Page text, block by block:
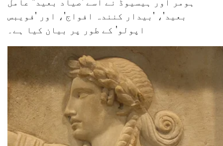
ہومر اور ہیسیوڈ نے اسے 'صیاد بعید" عامل
بعید'، 'بیدار کنندہ افواج'، اور 'فویبس
اپولو' کے طور پر بیان کیا ہے۔